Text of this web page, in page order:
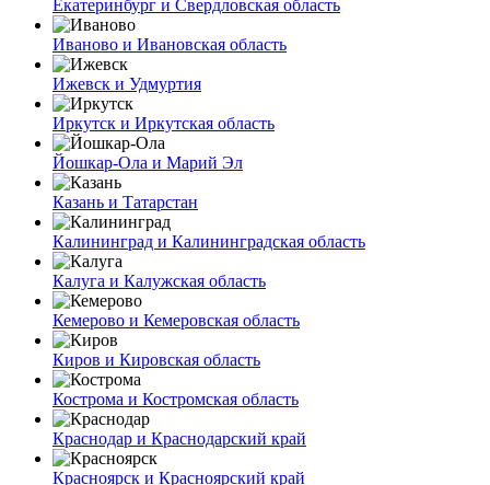
Екатеринбург и Свердловская область
Иваново и Ивановская область
Ижевск и Удмуртия
Иркутск и Иркутская область
Йошкар-Ола и Марий Эл
Казань и Татарстан
Калининград и Калининградская область
Калуга и Калужская область
Кемерово и Кемеровская область
Киров и Кировская область
Кострома и Костромская область
Краснодар и Краснодарский край
Красноярск и Красноярский край